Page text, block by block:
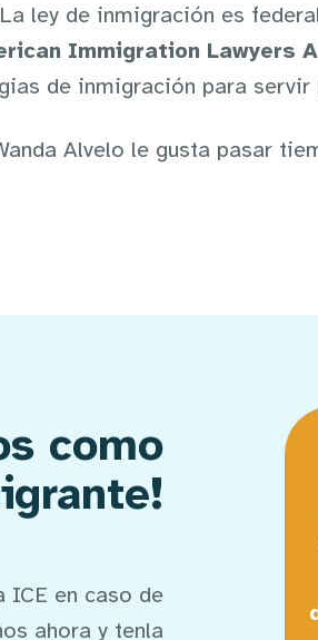
ley de inmigración es
Immigration Lawyers
de inmigración para
Alvelo le gusta pasar
como
en caso de
ahora y tenla